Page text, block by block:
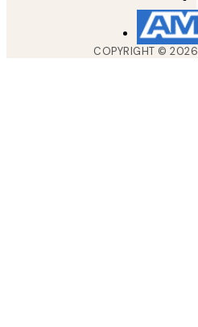
COPYRIGHT ©2026